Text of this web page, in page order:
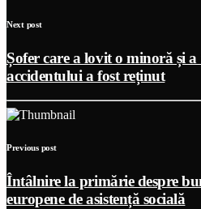
Next post
Șofer care a lovit o minoră și
accidentului a fost reținut
Previous post
Întâlnire la primărie despre
europene de asistență socială